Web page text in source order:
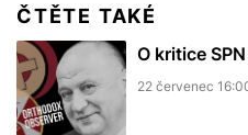
ČTĚTE TAKÉ
O kritice
22 červenec